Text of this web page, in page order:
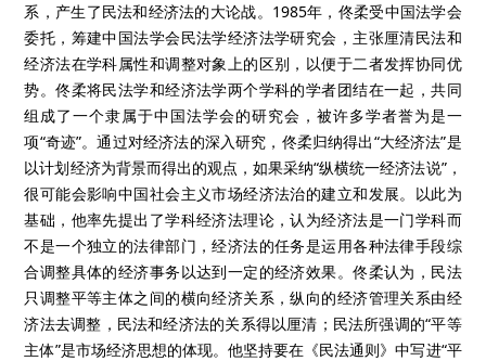
系，产生了民法和经济法的大论战。 1985年，佟柔受中国法学会
委托，筹建中国法学会民法学经济法学研究会，主张厘清民法和
经济法在学科属性和调整对象上的区别，以便于二者发挥协同优
势。佟柔将民法学和经济法学两个学科的学者团结在一起，共同
组成了一个隶属于中国法学会的研究会，被许多学者誉为是一
项“奇迹”。通过对经济法的深入研究，佟柔归纳得出“大经济法”是
以计划经济为背景而得出的观点，如果采纳“纵横统一经济法说”，
很可能会影响中国社会主义市场经济法治的建立和发展。以此为
基础，他率先提出了学科经济法理论，认为经济法是一门学科而
不是一个独立的法律部门，经济法的任务是运用各种法律手段综
合调整具体的经济事务以达到一定的经济效果。佟柔认为，民法
只调整平等主体之间的横向经济关系，纵向的经济管理关系由经
济法去调整，民法和经济法的关系得以厘清；民法所强调的“平等
主体”是市场经济思想的体现。他坚持要在《民法通则》中写进“平